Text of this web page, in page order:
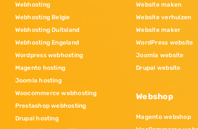
Webhosting
Webhosting Belgie
Webhosting Duitsland
Webhosting Engeland
Wordpress webhosting
Magento hosting
Joomla hosting
Woocommerce webhosting
Prestashop webhosting
Drupal hosting
Website maken
Website verhuizen
Website maker
WordPress website
Joomla website
Drupal website
Webshop
Magento webshop